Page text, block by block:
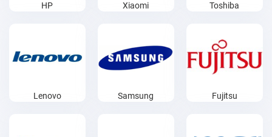
HP Xiaomi Toshiba
Lenovo Samsung Fujitsu